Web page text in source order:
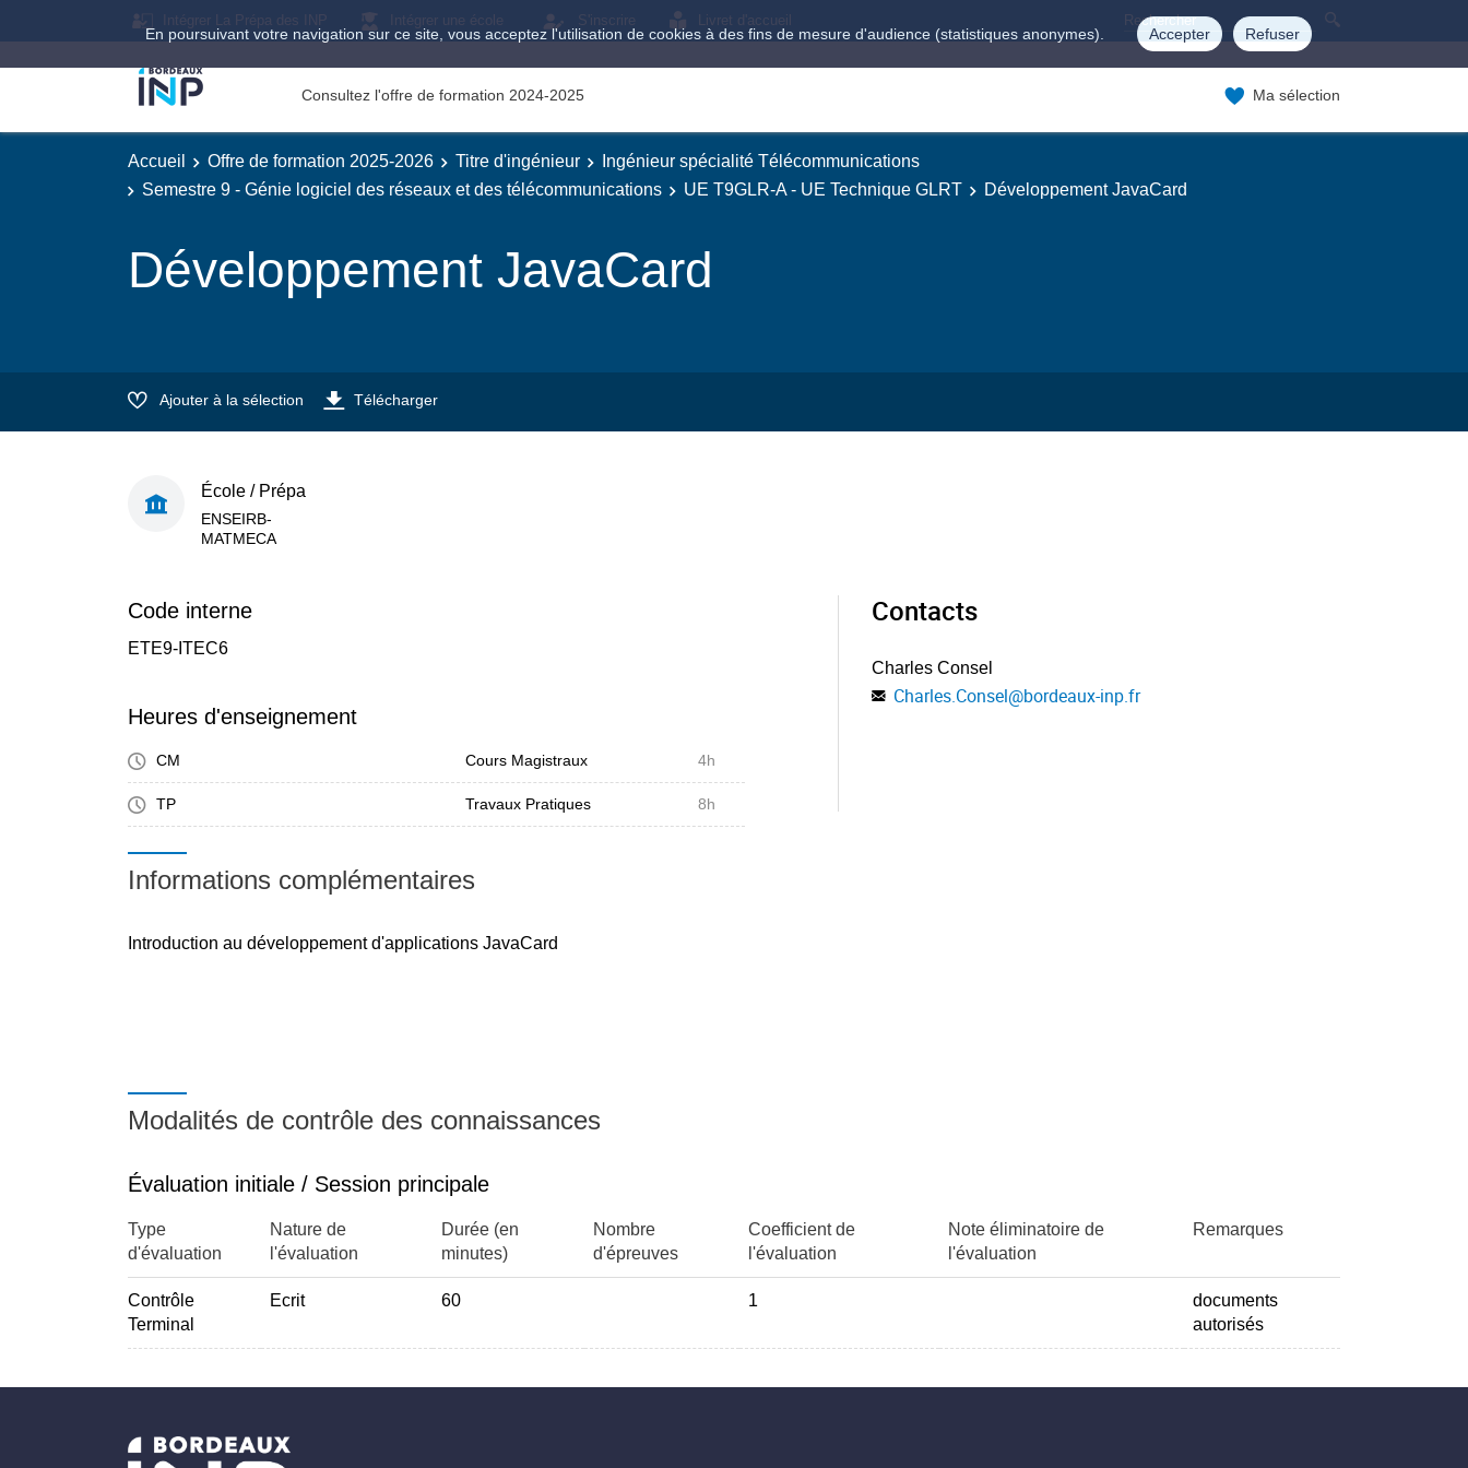
En poursuivant votre navigation sur ce site, vous acceptez l'utilisation de cookies à des fins de mesure d'audience (statistiques anonymes). Accepter Refuser
Intégrer La Prépa des INP Intégrer une école S'inscrire Livret d'accueil
Consultez l'offre de formation 2024-2025 Ma sélection
Accueil Offre de formation 2025-2026 Titre d'ingénieur
Ingénieur spécialité Télécommunications
Semestre 9 - Génie logiciel des réseaux et des télécommunications
UE T9GLR-A - UE Technique GLRT Développement JavaCard
Développement JavaCard
Ajouter à la sélection Télécharger
École / Prépa
ENSEIRB-
MATMECA
Code interne
ETE9-ITEC6
Heures d'enseignement
CM Cours Magistraux 4h
TP Travaux Pratiques 8h
Informations complémentaires
Introduction au développement d'applications JavaCard
Contacts
Charles Consel
Charles.Consel@bordeaux-inp.fr
Modalités de contrôle des connaissances
Évaluation initiale / Session principale
Type
d'évaluation
Nature de
l'évaluation
Durée (en
minutes)
Nombre
d'épreuves
Coefficient de
l'évaluation
Note éliminatoire de
l'évaluation
Remarques
Contrôle
Terminal
Ecrit 60 1
documents
autorisés